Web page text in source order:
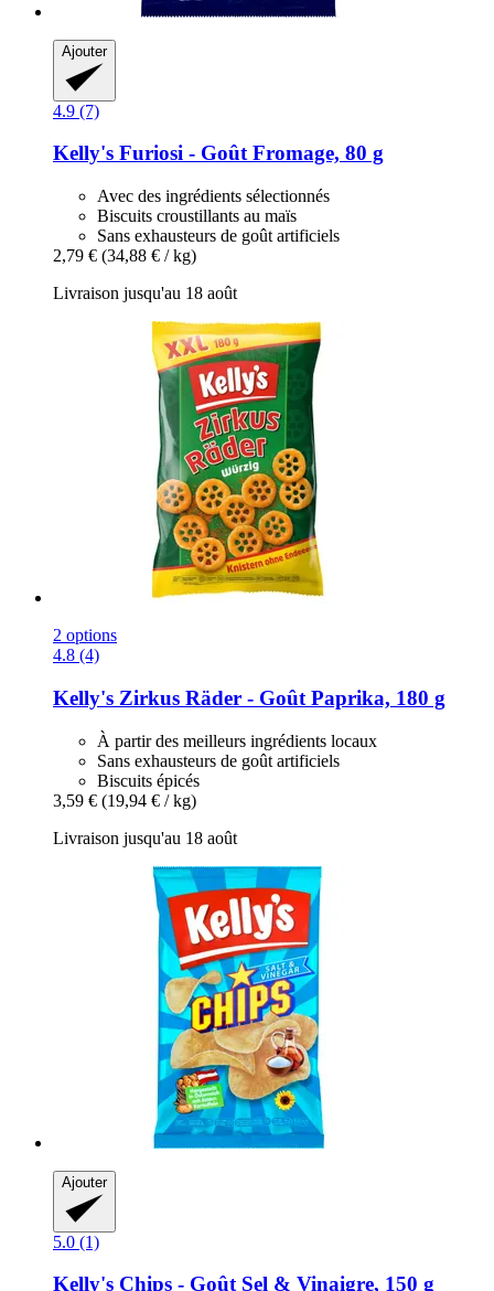
Ajouter
4.9 (7)
Kelly's Furiosi -​ Goût Fromage, 80 g
Avec des ingrédients sélectionnés
Biscuits croustillants au maïs
Sans exhausteurs de goût artificiels
2,79 € (34,88 € / kg)
Livraison jusqu'au 18 août
2 options
4.8 (4)
Kelly's Zirkus Räder -​ Goût Paprika, 180 g
À partir des meilleurs ingrédients locaux
Sans exhausteurs de goût artificiels
Biscuits épicés
3,59 € (19,94 € / kg)
Livraison jusqu'au 18 août
Ajouter
5.0 (1)
Kelly's Chips -​ Goût Sel & Vinaigre, 150 g